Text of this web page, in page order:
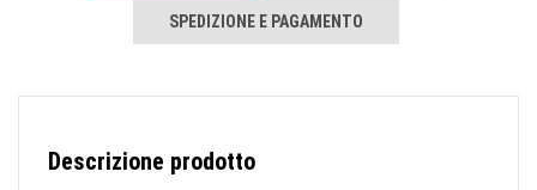
SPEDIZIONE E PAGAMENTO
Descrizione prodotto